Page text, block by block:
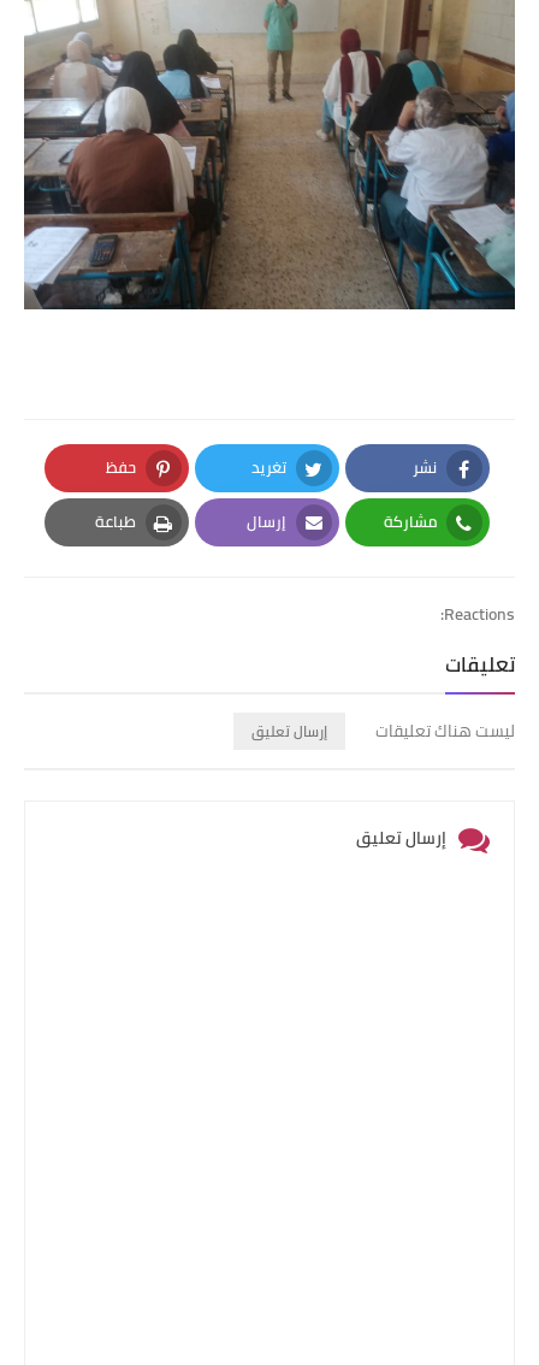
نشر
Facebook
تغريد
Twitter
حفظ
Pinterest
مشاركة
Whatsapp
إرسال
Email
طباعة
Print
Reactions:
تعليقات
ليست هناك تعليقات إرسال تعليق
إرسال تعليق